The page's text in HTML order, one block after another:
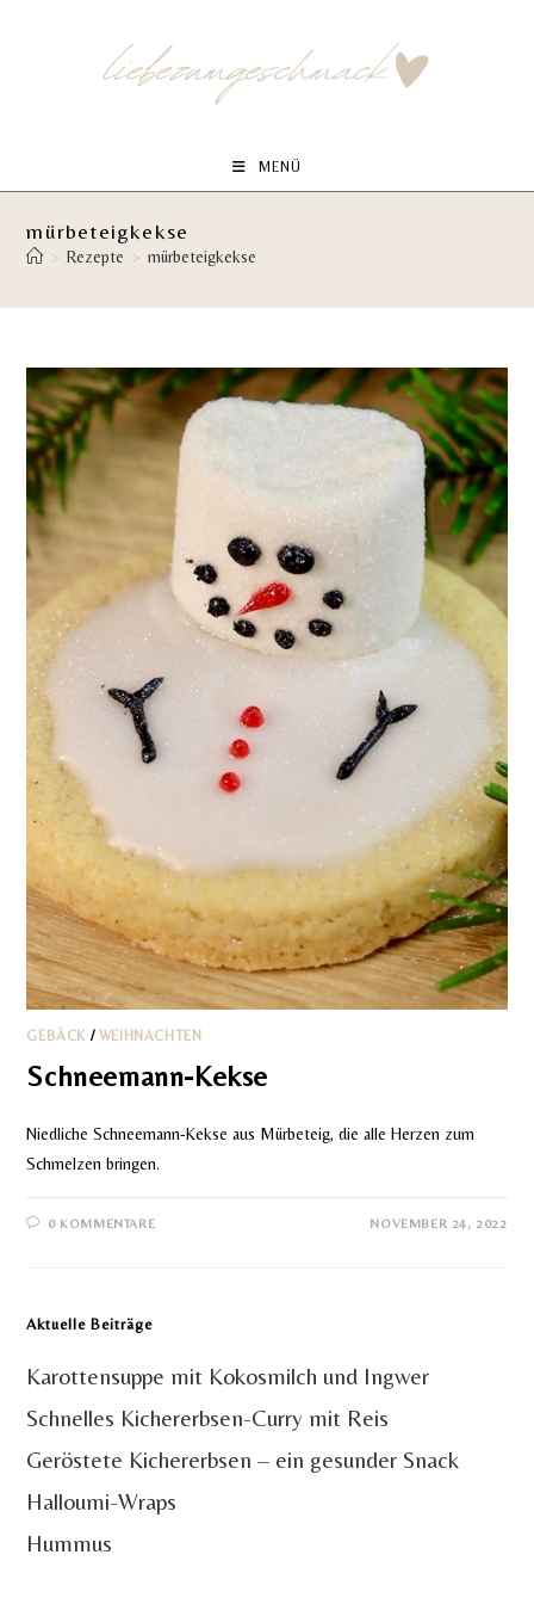
MENÜ
mürbeteigkekse
> Rezepte > mürbeteigkekse
GEBÄCK / WEIHNACHTEN
Schneemann-Kekse
Niedliche Schneemann-Kekse aus Mürbeteig, die alle Herzen zum
Schmelzen bringen.
0 KOMMENTARE NOVEMBER 24, 2022
Aktuelle Beiträge
Karottensuppe mit Kokosmilch und Ingwer
Schnelles Kichererbsen-Curry mit Reis
Geröstete Kichererbsen – ein gesunder Snack
Halloumi-Wraps
Hummus